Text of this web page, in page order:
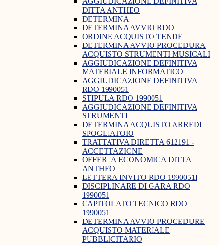
DITTA ANTHEO
DETERMINA
DETERMINA AVVIO RDO
ORDINE ACQUISTO TENDE
DETERMINA AVVIO PROCEDURA
ACQUISTO STRUMENTI MUSICALI
AGGIUDICAZIONE DEFINITIVA
MATERIALE INFORMATICO
AGGIUDICAZIONE DEFINITIVA
RDO 1990051
STIPULA RDO 1990051
AGGIUDICAZIONE DEFINITIVA
STRUMENTI
DETERMINA ACQUISTO ARREDI
SPOGLIATOIO
TRATTATIVA DIRETTA 612191 -
ACCETTAZIONE
OFFERTA ECONOMICA DITTA
ANTHEO
LETTERA INVITO RDO 1990051I
DISCIPLINARE DI GARA RDO
1990051
CAPITOLATO TECNICO RDO
1990051
DETERMINA AVVIO PROCEDURE
ACQUISTO MATERIALE
PUBBLICITARIO